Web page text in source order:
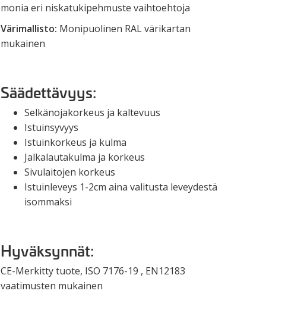
monia eri niskatukipehmuste vaihtoehtoja
Värimallisto: Monipuolinen RAL värikartan
mukainen
Säädettävyys:
Selkänojakorkeus ja kaltevuus
Istuinsyvyys
Istuinkorkeus ja kulma
Jalkalautakulma ja korkeus
Sivulaitojen korkeus
Istuinleveys 1-2cm aina valitusta leveydestä
isommaksi
Hyväksynnät:
CE-Merkitty tuote, ISO 7176-19 , EN12183
vaatimusten mukainen